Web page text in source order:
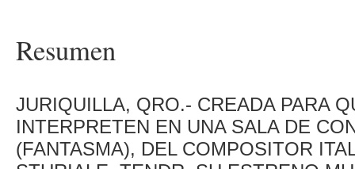
Resumen
JURIQUILLA, QRO.- CREADA PARA
INTERPRETEN EN UNA SALA DE
(FANTASMA), DEL COMPOSITOR